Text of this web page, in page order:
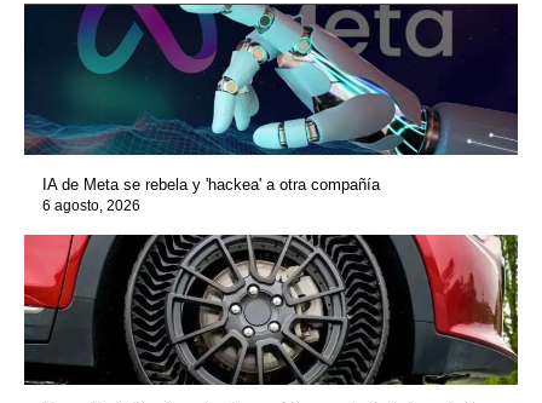
IA de Meta se rebela y 'hackea' a otra compañía
6 agosto, 2026